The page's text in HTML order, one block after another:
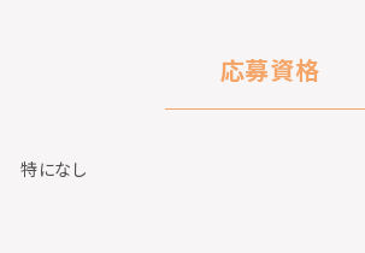
応募資格
特になし